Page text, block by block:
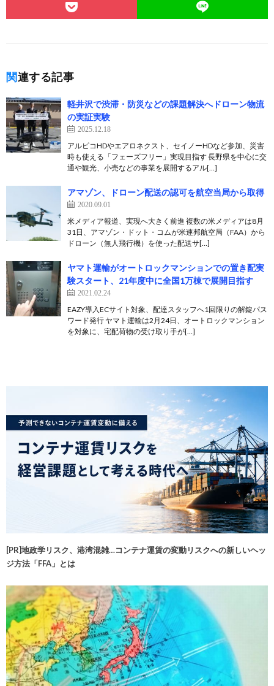
関連する記事
軽井沢で渋滞・防災などの課題解決へドローン物流
の実証実験
2025.12.18
アルピコHDやエアロネクスト、セイノーHDなど参加、災害
時も使える「フェーズフリー」実現目指す 長野県を中心に交
通や観光、小売などの事業を展開するアル[…]
アマゾン、ドローン配送の認可を航空当局から取得
2020.09.01
米メディア報道、実現へ大きく前進 複数の米メディアは8月
31日、アマゾン・ドット・コムが米連邦航空局（FAA）から
ドローン（無人飛行機）を使った配送サ[…]
ヤマト運輸がオートロックマンションでの置き配実
験スタート、21年度中に全国1万棟で展開目指す
2021.02.24
EAZY導入ECサイト対象、配達スタッフへ1回限りの解錠パス
ワード発行 ヤマト運輸は2月24日、オートロックマンション
を対象に、宅配荷物の受け取り手が[…]
[PR]地政学リスク、港湾混雑…コンテナ運賃の変動リスクへの新しいヘッ
ジ方法「FFA」とは